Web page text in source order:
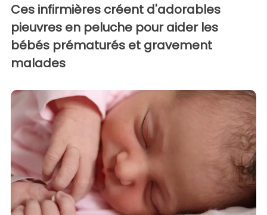
Ces infirmières créent d'adorables
pieuvres en peluche pour aider les
bébés prématurés et gravement
malades